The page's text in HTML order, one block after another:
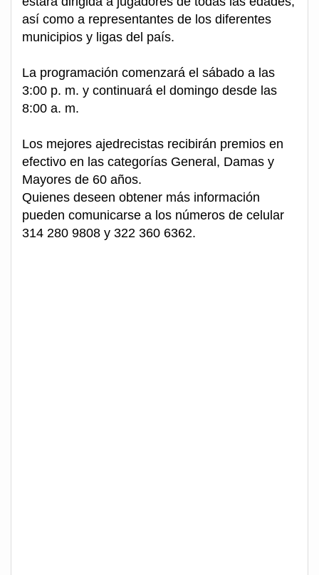
así como a representantes de los diferentes
municipios y ligas del país.
La programación comenzará el sábado a las
3:00 p. m. y continuará el domingo desde las
8:00 a. m.
Los mejores ajedrecistas recibirán premios en
efectivo en las categorías General, Damas y
Mayores de 60 años.
Quienes deseen obtener más información
pueden comunicarse a los números de celular
314 280 9808 y 322 360 6362.